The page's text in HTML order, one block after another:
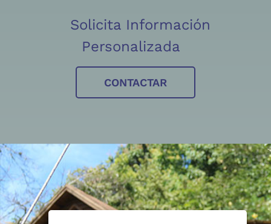
Solicita Información
Personalizada
CONTACTAR